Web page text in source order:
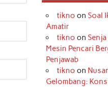
tikno on Soal
Amatir
tikno on Senja
Mesin Pencari
Penjawab
tikno on
Gelombang: